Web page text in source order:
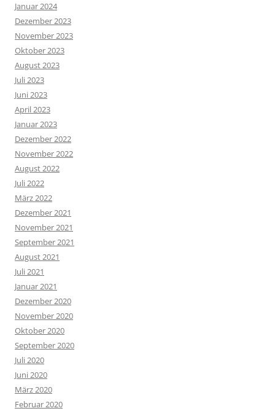
Januar 2024
Dezember 2023
November 2023
Oktober 2023
August 2023
Juli 2023
Juni 2023
April 2023
Januar 2023
Dezember 2022
November 2022
August 2022
Juli 2022
März 2022
Dezember 2021
November 2021
September 2021
August 2021
Juli 2021
Januar 2021
Dezember 2020
November 2020
Oktober 2020
September 2020
Juli 2020
Juni 2020
März 2020
Februar 2020